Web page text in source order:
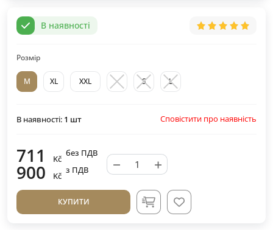
В наявності
Розмір
M XL XXL S L
В наявності: 1 шт Сповістити про наявність
711 Kč
без ПДВ
900 Kč
з ПДВ − +
КУПИТИ